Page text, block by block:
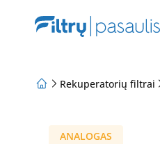
Rekuperatorių filtrai
ANALOGAS